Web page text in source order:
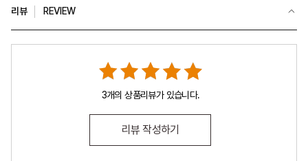
리뷰 REVIEW
3개의 상품리뷰가 있습니다.
리뷰 작성하기